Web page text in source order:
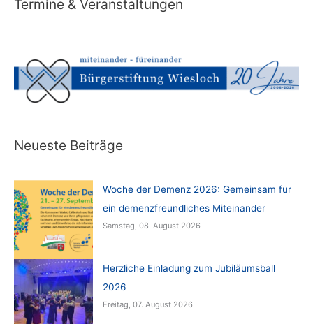
Termine & Veranstaltungen
Neueste Beiträge
Woche der Demenz 2026: Gemeinsam für
ein demenzfreundliches Miteinander
Samstag, 08. August 2026
Herzliche Einladung zum Jubiläumsball
2026
Freitag, 07. August 2026